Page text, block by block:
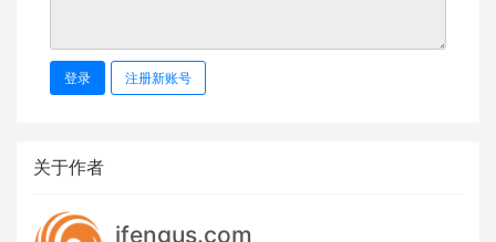
登录 注册新账号
关于作者
ifengus.com